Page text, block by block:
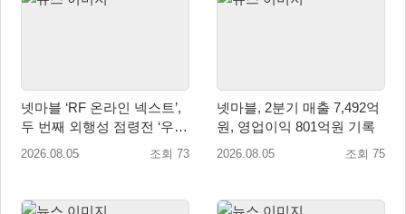
넷마블 ‘RF 온라인 넥스트’,
두 번째 외행성 점령전 ‘우샤
스 워존’ 등 업데이트 실시
2026.08.05 조회 73
넷마블, 2분기 매출 7,492억
원, 영업이익 801억원 기록
2026.08.05 조회 75